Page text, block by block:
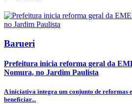
Barueri
Prefeitura inicia reforma geral da
Nomura, no Jardim Paulista
A iniciativa integra um conjunto de reformas
beneficiar...